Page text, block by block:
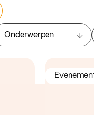
Onderwerpen